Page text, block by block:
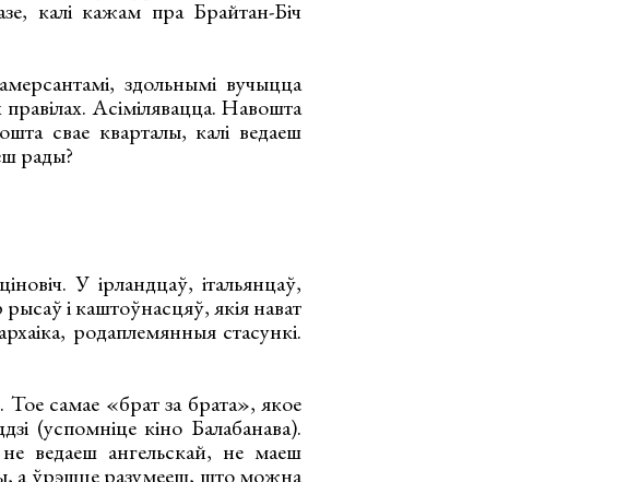
калі кажам пра Брайтан-Біч
здольнымі вучыцца
Асімілявацца. Навошта
свае кварталы, калі ведаеш
рады?
У ірландцаў, італьянцаў,
і каштоўнасцяў, якія нават
родаплемянныя стасункі.
самае «брат за брата», якое
(успомніце кіно Балабанава).
ведаеш ангельскай, не маеш
а ўрэшце разумееш, што можна